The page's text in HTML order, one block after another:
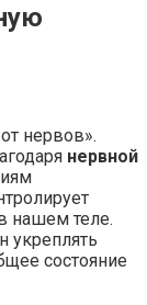
нервов».
нервной
нашем теле.
укреплять
состояние